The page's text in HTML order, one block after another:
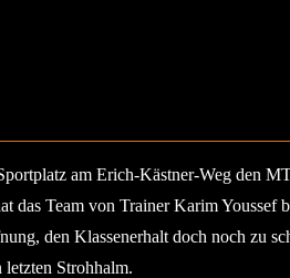
am Erich-Kästner-Weg den
Team von Trainer Karim Youssef
den Klassenerhalt doch noch zu
Strohhalm.